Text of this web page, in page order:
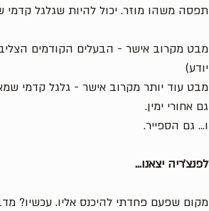
תפסה משהו מוזר. יכול להיות שגלגל קדמי
מבט מקרוב אישר - הבעלים הקודמים
יודע)
מבט עוד יותר מקרוב אישר - גלגל קדמי
גם אחורי ימין.
ו... גם הספייר.
לפנצ׳ריה יצאנו...
מקום שפעם פחדתי להיכנס אליו. עכשיו?